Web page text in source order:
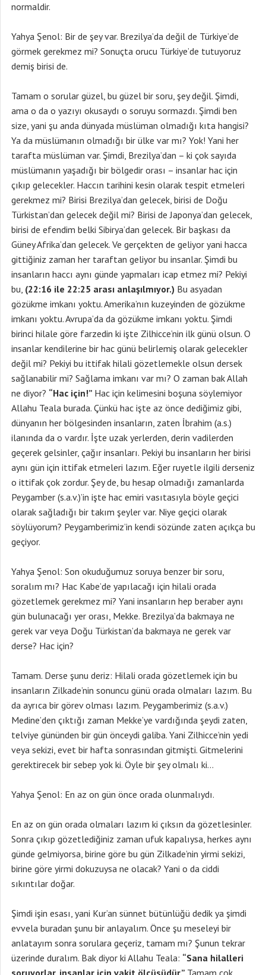
normaldir.
Yahya Şenol: Bir de şey var. Brezilya’da değil de Türkiye’de
görmek gerekmez mi? Sonuçta orucu Türkiye’de tutuyoruz
demiş birisi de.
Tamam o sorular güzel, bu güzel bir soru, şey değil. Şimdi,
ama o da o yazıyı okusaydı o soruyu sormazdı. Şimdi ben
size, yani şu anda dünyada müslüman olmadığı kıta hangisi?
Ya da müslümanın olmadığı bir ülke var mı? Yok! Yani her
tarafta müslüman var. Şimdi, Brezilya’dan – ki çok sayıda
müslümanın yaşadığı bir bölgedir orası – insanlar hac için
çıkıp gelecekler. Haccın tarihini kesin olarak tespit etmeleri
gerekmez mi? Birisi Brezilya’dan gelecek, birisi de Doğu
Türkistan’dan gelecek değil mi? Birisi de Japonya’dan gelecek,
birisi de efendim belki Sibirya’dan gelecek. Bir başkası da
Güney Afrika’dan gelecek. Ve gerçekten de geliyor yani hacca
gittiğiniz zaman her taraftan geliyor bu insanlar. Şimdi bu
insanların haccı aynı günde yapmaları icap etmez mi? Pekiyi
bu, (22:16 ile 22:25 arası anlaşılmıyor.) Bu asyadan
gözükme imkanı yoktu. Amerika’nın kuzeyinden de gözükme
imkanı yoktu. Avrupa’da da gözükme imkanı yoktu. Şimdi
birinci hilale göre farzedin ki işte Zilhicce’nin ilk günü olsun. O
insanlar kendilerine bir hac günü belirlemiş olarak gelecekler
değil mi? Pekiyi bu ittifak hilali gözetlemekle olsun dersek
sağlanabilir mi? Sağlama imkanı var mı? O zaman bak Allah
ne diyor? “Hac için!” Hac için kelimesini boşuna söylemiyor
Allahu Teala burada. Çünkü hac işte az önce dediğimiz gibi,
dünyanın her bölgesinden insanların, zaten İbrahim (a.s.)
ilanında da o vardır. İşte uzak yerlerden, derin vadilerden
geçerek gelsinler, çağır insanları. Pekiyi bu insanların her birisi
aynı gün için ittifak etmeleri lazım. Eğer ruyetle ilgili derseniz
o ittifak çok zordur. Şey de, bu hesap olmadığı zamanlarda
Peygamber (s.a.v.)’in işte hac emiri vasıtasıyla böyle geçici
olarak sağladığı bir takım şeyler var. Niye geçici olarak
söylüyorum? Peygamberimiz’in kendi sözünde zaten açıkça bu
geçiyor.
Yahya Şenol: Son okuduğumuz soruya benzer bir soru,
soralım mı? Hac Kabe’de yapılacağı için hilali orada
gözetlemek gerekmez mi? Yani insanların hep beraber aynı
gün bulunacağı yer orası, Mekke. Brezilya’da bakmaya ne
gerek var veya Doğu Türkistan’da bakmaya ne gerek var
derse? Hac için?
Tamam. Derse şunu deriz: Hilali orada gözetlemek için bu
insanların Zilkade’nin sonuncu günü orada olmaları lazım. Bu
da ayrıca bir görev olması lazım. Peygamberimiz (s.a.v.)
Medine’den çıktığı zaman Mekke’ye vardığında şeydi zaten,
telviye gününden bir gün önceydi galiba. Yani Zilhicce’nin yedi
veya sekizi, evet bir hafta sonrasından gitmişti. Gitmelerini
gerektirecek bir sebep yok ki. Öyle bir şey olmalı ki…
Yahya Şenol: En az on gün önce orada olunmalıydı.
En az on gün orada olmaları lazım ki çıksın da gözetlesinler.
Sonra çıkıp gözetlediğiniz zaman ufuk kapalıysa, herkes aynı
günde gelmiyorsa, birine göre bu gün Zilkade’nin yirmi sekizi,
birine göre yirmi dokuzuysa ne olacak? Yani o da ciddi
sıkıntılar doğar.
Şimdi işin esası, yani Kur’an sünnet bütünlüğü dedik ya şimdi
evvela buradan şunu bir anlayalım. Önce şu meseleyi bir
anlatayım sonra sorulara geçeriz, tamam mı? Şunun tekrar
üzerinde duralım. Bak diyor ki Allahu Teala: “Sana hilalleri
soruyorlar, insanlar için vakit ölçüsüdür.” Tamam çok